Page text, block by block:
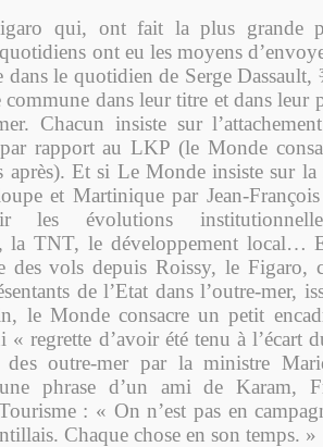
qui, ont fait la plus grande
ont eu les moyens
le quotidien de Serge Dassault,
dans leur titre et dans leur
Chacun insiste sur
rapport au LKP (le Monde
après). Et si Le Monde insiste sur la
et Martinique par Jean-
les évolutions
la TNT, le développement local…
des vols depuis Roissy, le Figaro,
de l’Etat dans l’outre-mer,
le Monde consacre un petit
regrette d’avoir été tenu à l’écart
outre-mer par la ministre
phrase d’un ami de Karam,
: « On n’est pas en
Chaque chose en son temps. »